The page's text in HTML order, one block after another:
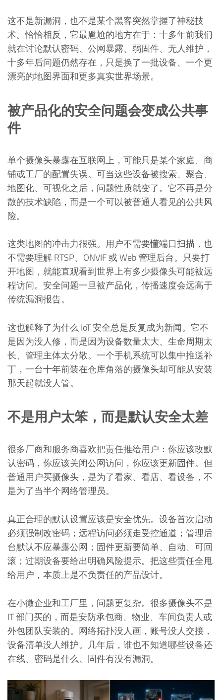
这不是新漏洞，也不是某个黑客突然掌握了神秘技
术。恰恰相反，它最尴尬的地方在于：十多年前我们
就在讨论默认密码、公网暴露、弱固件、无人维护，
十多年后问题仍然存在，只是换了一批设备、一个更
漂亮的地图界面和更多真实世界场景。
被产品化的安全问题会变成公共事
件
单个摄像头暴露在互联网上，可能只是某个家庭、商
铺或工厂的配置失误。可当这些设备被搜索、聚合、
地图化、可视化之后，问题性质就变了。它不再是分
散的技术缺陷，而是一个可以被普通人看见的公共风
险。
这类地图的冲击力很强。用户不需要懂端口扫描，也
不需要理解 RTSP、ONVIF 或 Web 管理后台。只要打
开地图，就能直观看到世界上有多少摄像头可能被远
程访问。安全问题一旦被产品化，传播速度会远高于
传统漏洞报告。
这也解释了为什么 IoT 安全总是反复成为新闻。它不
是因为没人修，而是因为设备数量太大、生命周期太
长、管理主体太分散。一个手机系统可以集中推送补
丁，一台十年前装在仓库角落的摄像头却可能从安装
那天起就没人管。
不是用户太笨，而是默认安全太差
很多厂商和服务商喜欢把责任推给用户：你应该改默
认密码，你应该关闭公网访问，你应该更新固件。但
普通用户买摄像头，是为了看家、看店、看设备，不
是为了当半个网络管理员。
真正合理的默认设置应该是安全优先。设备首次启动
必须强制改密码；远程访问必须走受控通道；管理后
台默认不应暴露公网；固件更新要简单、自动、可回
滚；过期设备要给出明确风险提示。把这些责任全甩
给用户，本质上是不负责任的产品设计。
在小微企业和工厂里，问题更复杂。很多摄像头不是
IT 部门买的，而是安防承包商、物业、车间负责人或
外包团队安装的。网络拓扑没人画，账号没人交接，
设备清单没人维护。几年后，谁也不知道哪些设备还
在线、密码是什么、固件有没有漏洞。